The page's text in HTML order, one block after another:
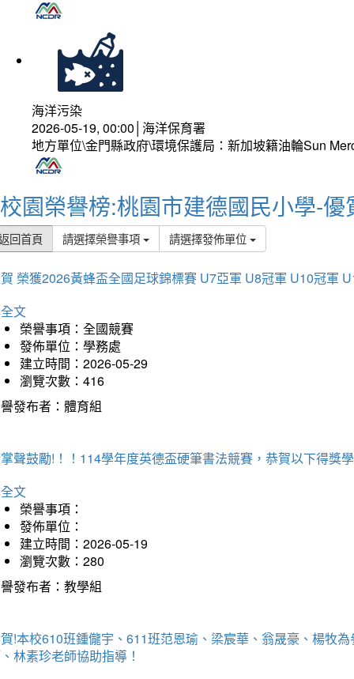
海洋污染
2026-05-19, 00:00│海洋保育署
地方單位\金門縣政府\環境保護局：新加坡籍油輪Sun
校園榮譽榜:桃園市建德國民小學-優
回首頁 請選擇榮譽事項 請選擇發佈單位
榮獲2026黃蜂盃全國足球錦標賽 U7亞軍 U8冠軍 U10冠軍
文
榮譽事項：全國競賽
發佈單位：學務處
建立時間：2026-05-29
瀏覽次數：416
發布者：體育組
聲鼓勵!！！114學年度英德盃硬筆書法競賽，恭賀以下得獎
文
榮譽事項：
發佈單位：
建立時間：2026-05-19
瀏覽次數：280
發布者：教學組
!本校610班鍾儱宇、611班范恩瑜、梁宸華、翁晟豪、楊牧
林素珍老師協助指導！